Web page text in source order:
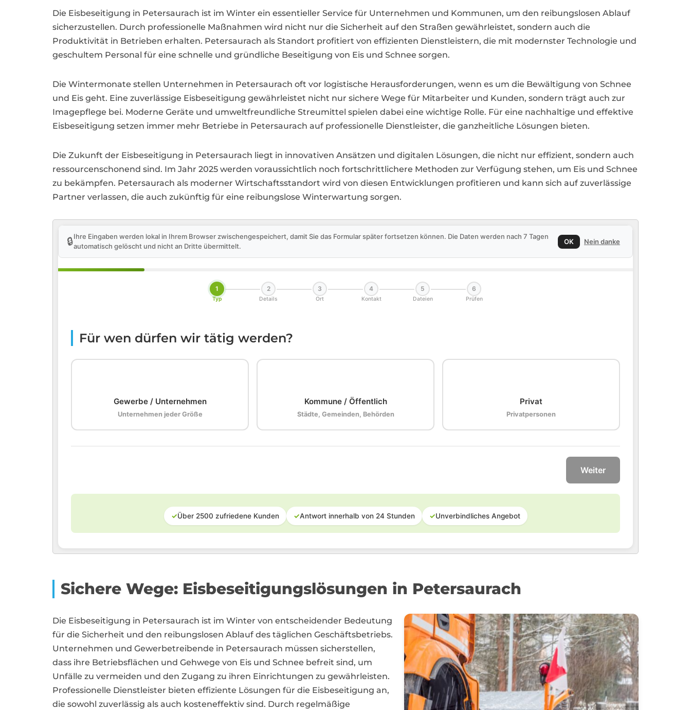
Die Eisbeseitigung in Petersaurach ist im Winter ein essentieller Service für Unternehmen und Kommunen, um den reibungslosen Ablauf
sicherzustellen. Durch professionelle Maßnahmen wird nicht nur die Sicherheit auf den Straßen gewährleistet, sondern auch die
Produktivität in Betrieben erhalten. Petersaurach als Standort profitiert von effizienten Dienstleistern, die mit modernster Technologie und
geschultem Personal für eine schnelle und gründliche Beseitigung von Eis und Schnee sorgen.
Die Wintermonate stellen Unternehmen in Petersaurach oft vor logistische Herausforderungen, wenn es um die Bewältigung von Schnee
und Eis geht. Eine zuverlässige Eisbeseitigung gewährleistet nicht nur sichere Wege für Mitarbeiter und Kunden, sondern trägt auch zur
Imagepflege bei. Moderne Geräte und umweltfreundliche Streumittel spielen dabei eine wichtige Rolle. Für eine nachhaltige und effektive
Eisbeseitigung setzen immer mehr Betriebe in Petersaurach auf professionelle Dienstleister, die ganzheitliche Lösungen bieten.
Die Zukunft der Eisbeseitigung in Petersaurach liegt in innovativen Ansätzen und digitalen Lösungen, die nicht nur effizient, sondern auch
ressourcenschonend sind. Im Jahr 2025 werden voraussichtlich noch fortschrittlichere Methoden zur Verfügung stehen, um Eis und Schnee
zu bekämpfen. Petersaurach als moderner Wirtschaftsstandort wird von diesen Entwicklungen profitieren und kann sich auf zuverlässige
Partner verlassen, die auch zukünftig für eine reibungslose Winterwartung sorgen.
🔒Ihre Eingaben werden lokal in Ihrem Browser zwischengespeichert, damit Sie das Formular später fortsetzen können. Die Daten werden nach 7 Tagen
automatisch gelöscht und nicht an Dritte übermittelt.
OK Nein danke
1
Typ
2
Details
3
Ort
4
Kontakt
5
Dateien
6
Prüfen
Für wen dürfen wir tätig werden?
Gewerbe / Unternehmen
Unternehmen jeder Größe
Kommune / Öffentlich
Städte, Gemeinden, Behörden
Privat
Privatpersonen
Weiter
✓Über 2500 zufriedene Kunden ✓Antwort innerhalb von 24 Stunden ✓Unverbindliches Angebot
Sichere Wege: Eisbeseitigungslösungen in Petersaurach
Die Eisbeseitigung in Petersaurach ist im Winter von entscheidender Bedeutung
für die Sicherheit und den reibungslosen Ablauf des täglichen Geschäftsbetriebs.
Unternehmen und Gewerbetreibende in Petersaurach müssen sicherstellen,
dass ihre Betriebsflächen und Gehwege von Eis und Schnee befreit sind, um
Unfälle zu vermeiden und den Zugang zu ihren Einrichtungen zu gewährleisten.
Professionelle Dienstleister bieten effiziente Lösungen für die Eisbeseitigung an,
die sowohl zuverlässig als auch kosteneffektiv sind. Durch regelmäßige